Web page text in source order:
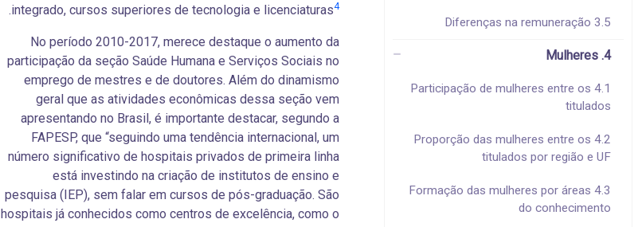
3.5 Diferenças na remuneração
4. Mulheres
4.1 Participação de mulheres entre os
titulados
4.2 Proporção das mulheres entre os
titulados por região e UF
4.3 Formação das mulheres por áreas
do conhecimento
integrado, cursos superiores de tecnologia e licenciaturas4
.
No período 2010-2017, merece destaque o aumento da
participação da seção Saúde Humana e Serviços Sociais no
emprego de mestres e de doutores. Além do dinamismo
geral que as atividades econômicas dessa seção vem
apresentando no Brasil, é importante destacar, segundo a
FAPESP, que “seguindo uma tendência internacional, um
número significativo de hospitais privados de primeira linha
está investindo na criação de institutos de ensino e
pesquisa (IEP), sem falar em cursos de pós-graduação. São
hospitais já conhecidos como centros de excelência, como o